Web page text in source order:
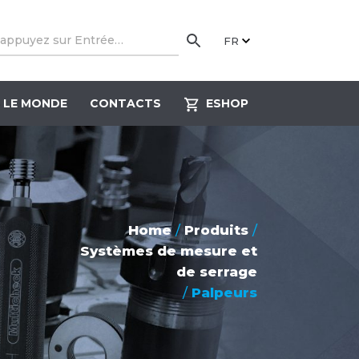
FR
MONDE CONTACTS ESHOP
Home/ Produits /
Systèmes de mesure et
de serrage
/ Palpeurs